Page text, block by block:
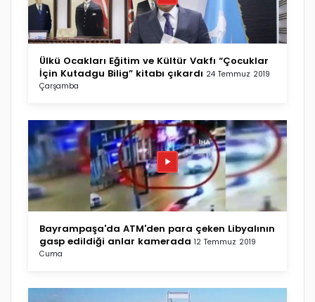
Ülkü Ocakları Eğitim ve Kültür Vakfı “Çocuklar
İçin Kutadgu Bilig” kitabı çıkardı 24 Temmuz 2019
Çarşamba
Bayrampaşa'da ATM'den para çeken Libyalının
gasp edildiği anlar kamerada 12 Temmuz 2019
Cuma